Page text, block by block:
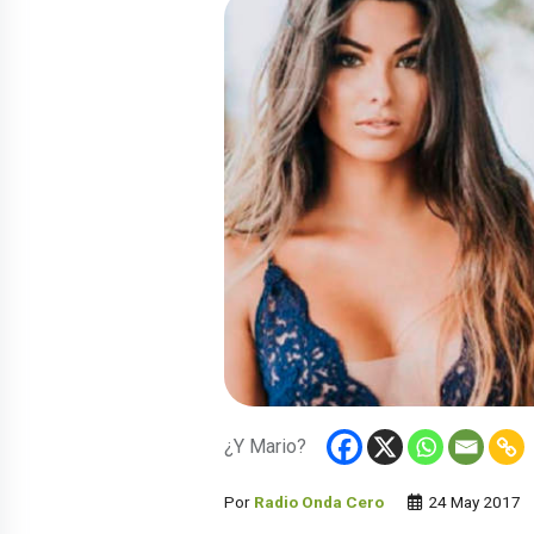
¿Y Mario?
Por Radio Onda Cero 24 May 2017